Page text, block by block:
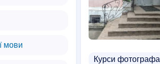
мови
Курси фотографа